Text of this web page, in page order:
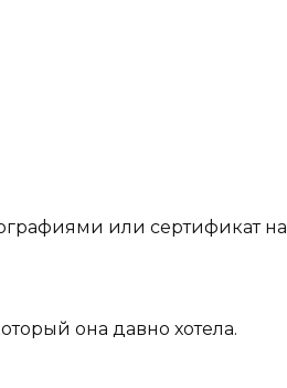
или сертификат на
она давно хотела.